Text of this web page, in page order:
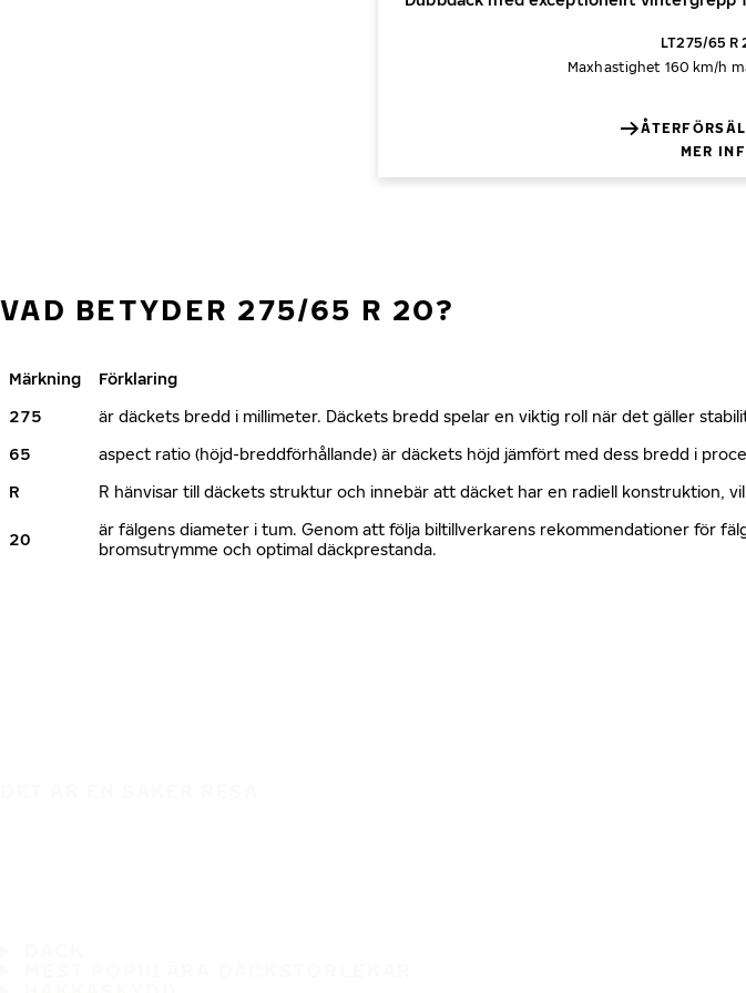
LT275/65 R
Maxhastighet 160 km/h
MER
VAD BETYDER 275/65 R 20?
Märkning
Förklaring
275
är däckets bredd i millimeter. Däckets bredd spelar en viktig roll när det gäller
65
aspect ratio (höjd-breddförhållande) är däckets höjd jämfört med dess bredd i
R
R hänvisar till däckets struktur och innebär att däcket har en radiell konstruktion,
20
är fälgens diameter i tum. Genom att följa biltillverkarens rekommendationer för
bromsutrymme och optimal däckprestanda.